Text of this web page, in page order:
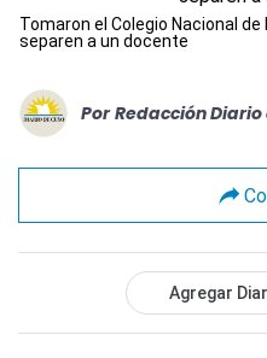
Tomaron el Colegio Nacional
separen a un docente
Por Redacción Diario
Agregar